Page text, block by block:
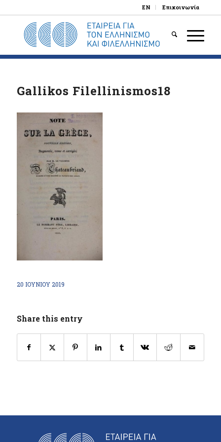
EN Επικοινωνία
Gallikos Filellinismos18
20 ΙΟΥΝΊΟΥ 2019
Share this entry